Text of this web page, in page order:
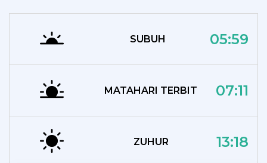
SUBUH 05:59
MATAHARI TERBIT 07:11
ZUHUR 13:18